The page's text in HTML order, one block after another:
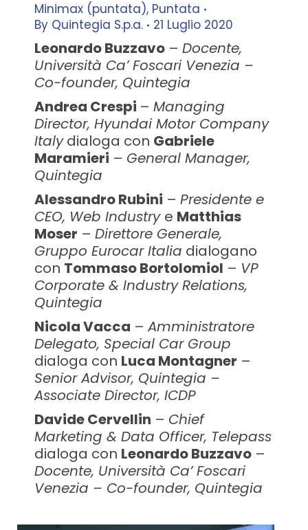
Minimax (puntata), Puntata
By Quintegia S.p.a. 21 Luglio 2020
Leonardo Buzzavo – Docente,
Università Ca’ Foscari Venezia –
Co-founder, Quintegia
Andrea Crespi – Managing
Director, Hyundai Motor Company
Italydialoga con Gabriele
Maramieri – General Manager,
Quintegia
Alessandro Rubini – Presidente e
CEO, Web Industry e Matthias
Moser – Direttore Generale,
Gruppo Eurocar Italia dialogano
con Tommaso Bortolomiol – VP
Corporate & Industry Relations,
Quintegia
Nicola Vacca – Amministratore
Delegato, Special Car Group
dialoga con Luca Montagner –
Senior Advisor, Quintegia –
Associate Director, ICDP
Davide Cervellin – Chief
Marketing & Data Officer, Telepass
dialoga con Leonardo Buzzavo –
Docente, Università Ca’ Foscari
Venezia – Co-founder, Quintegia